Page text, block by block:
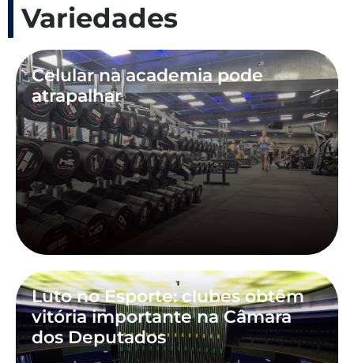
Variedades
Celular na academia pode
atrapalhar
Luto no Esporte: clubes obtêm
vitória importante na Câmara
dos Deputados